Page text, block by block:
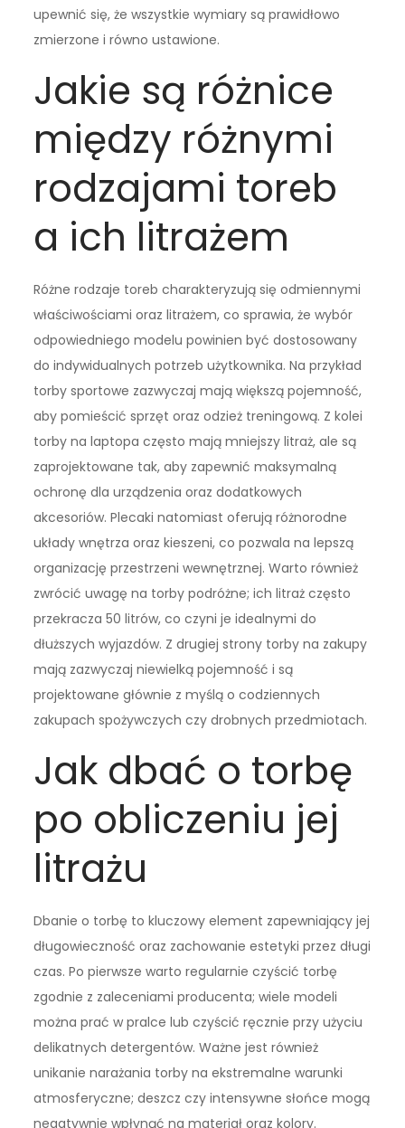
upewnić się, że wszystkie wymiary są prawidłowo
zmierzone i równo ustawione.
Jakie są różnice
między różnymi
rodzajami toreb
a ich litrażem
Różne rodzaje toreb charakteryzują się odmiennymi
właściwościami oraz litrażem, co sprawia, że wybór
odpowiedniego modelu powinien być dostosowany
do indywidualnych potrzeb użytkownika. Na przykład
torby sportowe zazwyczaj mają większą pojemność,
aby pomieścić sprzęt oraz odzież treningową. Z kolei
torby na laptopa często mają mniejszy litraż, ale są
zaprojektowane tak, aby zapewnić maksymalną
ochronę dla urządzenia oraz dodatkowych
akcesoriów. Plecaki natomiast oferują różnorodne
układy wnętrza oraz kieszeni, co pozwala na lepszą
organizację przestrzeni wewnętrznej. Warto również
zwrócić uwagę na torby podróżne; ich litraż często
przekracza 50 litrów, co czyni je idealnymi do
dłuższych wyjazdów. Z drugiej strony torby na zakupy
mają zazwyczaj niewielką pojemność i są
projektowane głównie z myślą o codziennych
zakupach spożywczych czy drobnych przedmiotach.
Jak dbać o torbę
po obliczeniu jej
litrażu
Dbanie o torbę to kluczowy element zapewniający jej
długowieczność oraz zachowanie estetyki przez długi
czas. Po pierwsze warto regularnie czyścić torbę
zgodnie z zaleceniami producenta; wiele modeli
można prać w pralce lub czyścić ręcznie przy użyciu
delikatnych detergentów. Ważne jest również
unikanie narażania torby na ekstremalne warunki
atmosferyczne; deszcz czy intensywne słońce mogą
negatywnie wpłynąć na materiał oraz kolory.